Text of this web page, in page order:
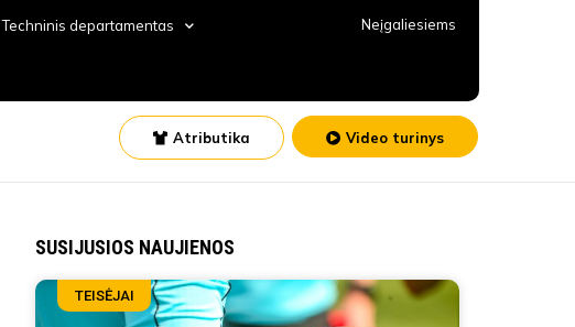
Techninis departamentas Neįgaliesiems
Atributika Video turinys
SUSIJUSIOS NAUJIENOS
TEISĖJAI